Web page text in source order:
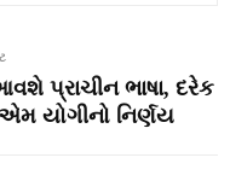
પ્રાચીન ભાષા, દરેક
યોગીનો નિર્ણય